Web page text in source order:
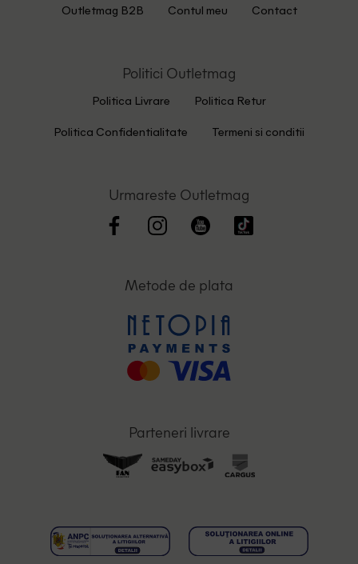
Outletmag B2B Contul meu Contact
Politici Outletmag
Politica Livrare Politica Retur
Politica Confidentialitate Termeni si conditii
Urmareste Outletmag
Metode de plata
Parteneri livrare